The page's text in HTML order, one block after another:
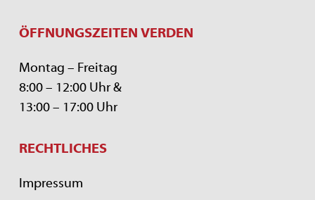
ÖFFNUNGSZEITEN VERDEN
Montag – Freitag
8:00 – 12:00 Uhr &
13:00 – 17:00 Uhr
RECHTLICHES
Impressum